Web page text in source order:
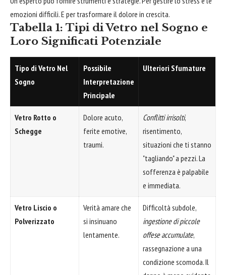
emozioni difficili. E per trasformare il dolore in crescita.
Tabella 1: Tipi di Vetro nel Sogno e
Loro Significati Potenziale
Tipo di Vetro Nel
Sogno
Possibile
Interpretazione
Principale
Ulteriori Sfumature
Vetro Rotto o
Schegge
Dolore acuto,
ferite emotive,
traumi.
Conflitti irrisolti,
risentimento,
situazioni che ti stanno
"tagliando" a pezzi. La
sofferenza è palpabile
e immediata.
Vetro Liscio o
Polverizzato
Verità amare che
si insinuano
lentamente.
Difficoltà subdole,
ingestione di piccole
offese accumulate,
rassegnazione a una
condizione scomoda. Il